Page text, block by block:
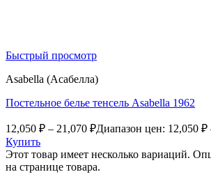
Быстрый просмотр
Asabella (Асабелла)
Постельное белье тенсель Asabella 1962
12,050 ₽ – 21,070 ₽Диапазон цен: 12,050 ₽
Купить
Этот товар имеет несколько вариаций.
на странице товара.